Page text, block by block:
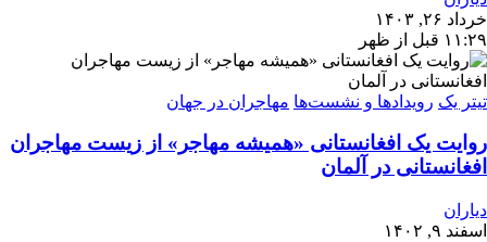
خرداد ۲۶, ۱۴۰۳
۱۱:۲۹ قبل از ظهر
تیتر یک رویدادها و نشست‌ها مهاجران در جهان
روایت یک افغانستانی «همیشه مهاجر» از زیست مهاجران
افغانستانی در آلمان
دیاران
اسفند ۹, ۱۴۰۲